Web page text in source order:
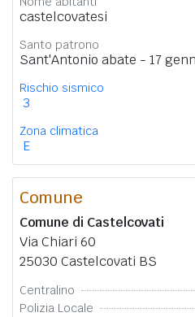
castelcovatesi
Santo patrono
Sant'Antonio abate - 17
Rischio sismico
3
Zona climatica
E
Comune
Comune di Castelcovati
Via Chiari 60
25030 Castelcovati BS
Centralino
Polizia Locale